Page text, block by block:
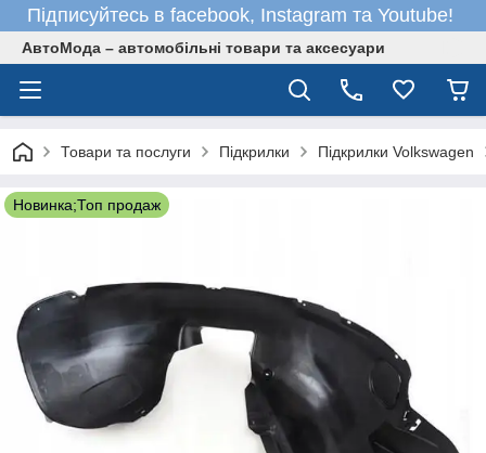
Підписуйтесь в facebook, Instagram та Youtube!
АвтоМода – автомобільні товари та аксесуари
Товари та послуги Підкрилки Підкрилки Volkswagen
Новинка;Топ продаж